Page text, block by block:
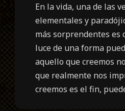
En la vida, una de las
elementales y
más sorprendentes es
luce de una forma
aquello que creemos
que realmente nos
creemos es el fin,